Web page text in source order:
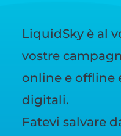
LiquidSky è al
vostre
online e offline
digitali.
Fatevi salvare